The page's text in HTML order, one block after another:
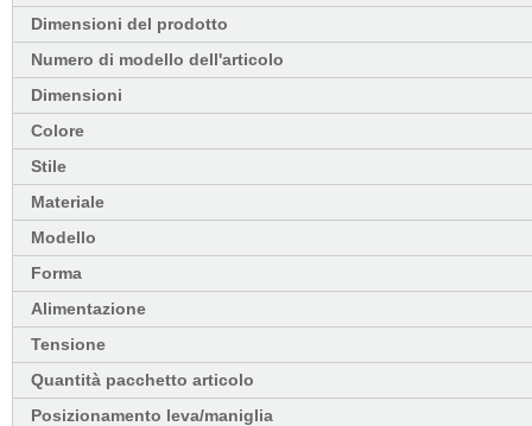
Dimensioni del prodotto
Numero di modello dell'articolo
Dimensioni
Colore
Stile
Materiale
Modello
Forma
Alimentazione
Tensione
Quantità pacchetto articolo
Posizionamento leva/maniglia